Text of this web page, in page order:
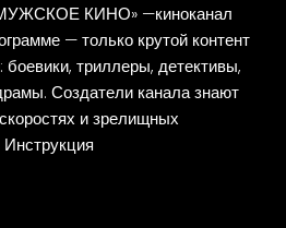
КИНО» —киноканал
— только крутой контент
боевики, триллеры, детективы,
Создатели канала знают
и зрелищных
Инструкция